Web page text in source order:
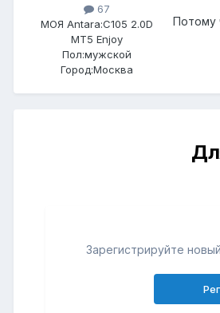
67
МОЯ Antara:C105 2.0D
MT5 Enjoy
Пол:мужской
Город:Москва
Потому
Зарегистрируйте